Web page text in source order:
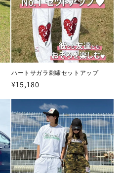
*
ハートサガラ刺繍セットアップ
通
格
¥15,180